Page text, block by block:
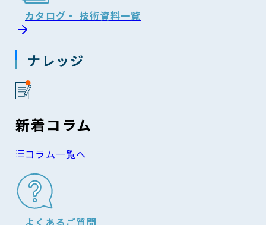
カタログ・ 技術資料一覧
ナレッジ
新着コラム
コラム一覧へ
よくあるご質問